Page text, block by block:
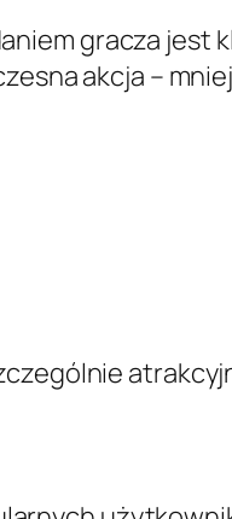
gracza jest
akcja –